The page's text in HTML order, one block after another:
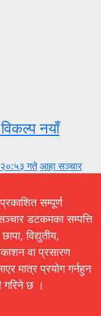
नयाँ
गतेआहा सञ्चार
सम्पूर्ण
डटकमका सम्पत्ति
विद्युतीय,
वा प्रसारण
मात्र प्रयोग गर्नहुन
गरिने छ ।